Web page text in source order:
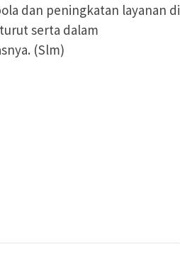
dan peningkatan layanan di
serta dalam
(Slm)